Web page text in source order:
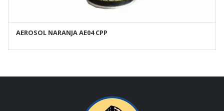
AÑADIR AL CARRITO
AEROSOL NARANJA AE04 CPP